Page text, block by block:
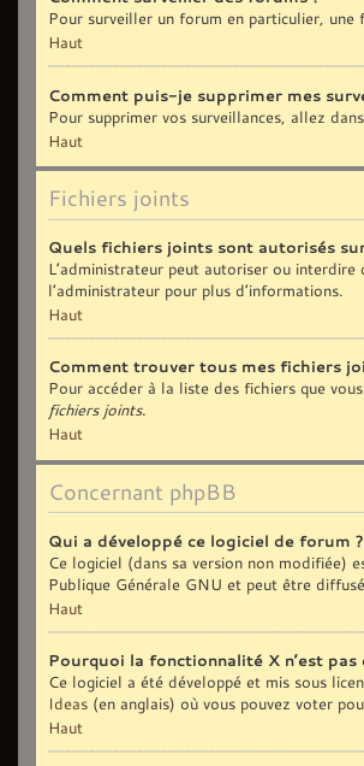
Pour surveiller un forum en particulier,
Haut
Comment puis-je supprimer mes
Pour supprimer vos surveillances, allez
Haut
Fichiers joints
Quels fichiers joints sont autorisés
L’administrateur peut autoriser ou
l’administrateur pour plus d’informations.
Haut
Comment trouver tous mes fichiers
Pour accéder à la liste des fichiers que
fichiers joints.
Haut
Concernant phpBB
Qui a développé ce logiciel de forum ?
Ce logiciel (dans sa version non modifiée)
Publique Générale GNU et peut être
Haut
Pourquoi la fonctionnalité X n’est pas
Ce logiciel a été développé et mis sous
Ideas (en anglais) où vous pouvez voter
Haut